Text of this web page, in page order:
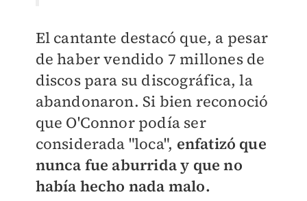
El cantante destacó que, a pesar
de haber vendido 7 millones de
discos para su discográfica, la
abandonaron. Si bien reconoció
que O'Connor podía ser
considerada "loca", enfatizó que
nunca fue aburrida y que no
había hecho nada malo.